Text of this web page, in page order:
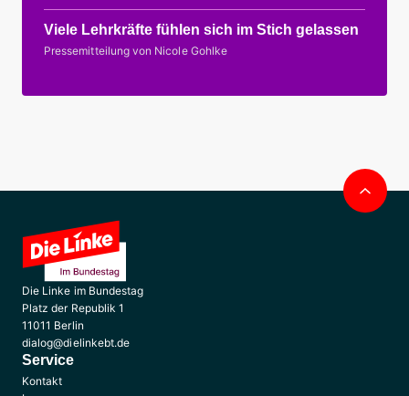
Viele Lehrkräfte fühlen sich im Stich gelassen
Pressemitteilung von Nicole Gohlke
Die Linke im Bundestag
Platz der Republik 1
11011 Berlin
dialog@dielinkebt.de
Service
Kontakt